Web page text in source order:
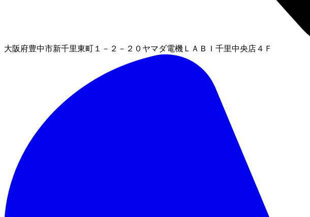
大阪府豊中市新千里東町１－２－２０ヤマダ電機ＬＡＢＩ千里中央店４Ｆ